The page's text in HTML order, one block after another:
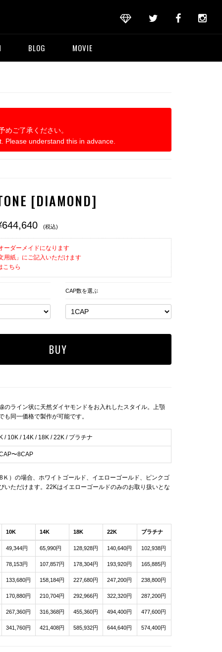
BLOG MOVIE
ご了承ください。
understand this in advance.
[DIAMOND]
(税込)
ーダーメイドになります
用紙」にご記入いただけます
こちら
CAP数を選ぶ
のライン状に天然ダイヤモンドをお入れしたスタイル。上顎
も同一価格で製作が可能です。
/ 10K / 14K / 18K / 22K / プラチナ
〜8CAP
）の場合、ホワイトゴールド、イエローゴールド、ピンクゴ
いただけます。22Kはイエローゴールドのみのお取り扱いとな
10K 14K 18K 22K プラチナ
49,344円 65,990円 128,928円 140,640円 102,938円
78,153円 107,857円 178,304円 193,920円 165,885円
133,680円 158,184円 227,680円 247,200円 238,800円
170,880円 210,704円 292,966円 322,320円 287,200円
267,360円 316,368円 455,360円 494,400円 477,600円
341,760円 421,408円 585,932円 644,640円 574,400円